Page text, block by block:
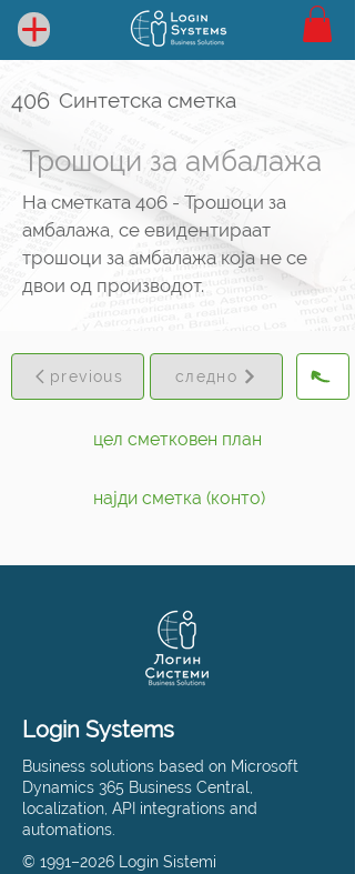
406 Синтетска сметка
Трошоци за амбалажа
На сметката 406 - Трошоци за
амбалажа, се евидентираат
трошоци за амбалажа која не се
двои од производот.
previous следно
цел сметковен план
најди сметка (конто)
Login Systems
Business solutions based on Microsoft
Dynamics 365 Business Central,
localization, API integrations and
automations.
© 1991–2026 Login Sistemi